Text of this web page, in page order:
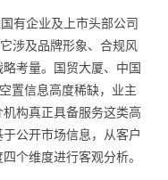
国有企业及上市头部公司
涉及品牌形象、合规风
考量。国贸大厦、中国
置信息高度稀缺，业主
构真正具备服务这类高
公开市场信息，从客户
个维度进行客观分析。